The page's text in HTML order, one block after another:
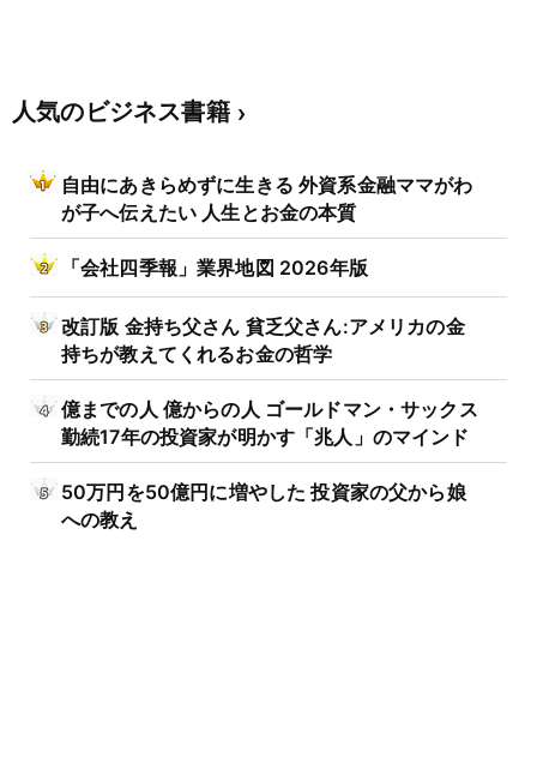
人気のビジネス書籍
自由にあきらめずに生きる 外資系金融ママがわ
が子へ伝えたい 人生とお金の本質
「会社四季報」業界地図 2026年版
改訂版 金持ち父さん 貧乏父さん:アメリカの金
持ちが教えてくれるお金の哲学
億までの人 億からの人 ゴールドマン・サックス
勤続17年の投資家が明かす「兆人」のマインド
50万円を50億円に増やした 投資家の父から娘
への教え